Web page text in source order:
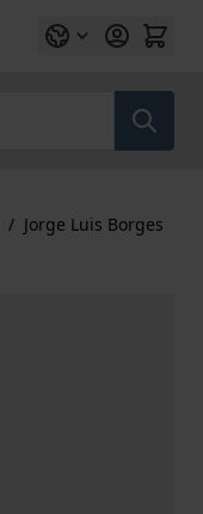
/ Jorge Luis Borges